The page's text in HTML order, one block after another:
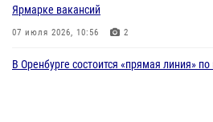
Ярмарке вакансий
07 июля 2026, 10:56 2
В Оренбурге состоится «прямая линия» по